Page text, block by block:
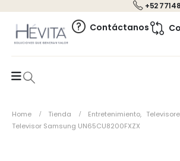
+52
Contáctanos
Home Tienda Entretenimiento,
Televisor Samsung UN65CU8200FXZX